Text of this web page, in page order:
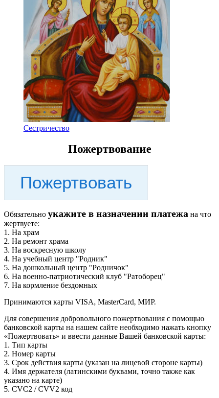
Сестричество
Пожертвование
Пожертвовать
Обязательно укажите в назначении платежа на что
жертвуете:
1. На храм
2. На ремонт храма
3. На воскресную школу
4. На учебный центр "Родник"
5. На дошкольный центр "Родничок"
6. На военно-патриотический клуб "Ратоборец"
7. На кормление бездомных
Принимаются карты VISA, MasterCard, МИР.
Для совершения добровольного пожертвования с помощью
банковской карты на нашем сайте необходимо нажать кнопку
«Пожертвовать» и ввести данные Вашей банковской карты:
1. Тип карты
2. Номер карты
3. Срок действия карты (указан на лицевой стороне карты)
4. Имя держателя (латинскими буквами, точно также как
указано на карте)
5. CVC2 / CVV2 код